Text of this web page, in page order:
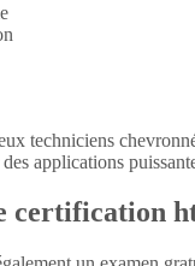
techniciens
applications
certification